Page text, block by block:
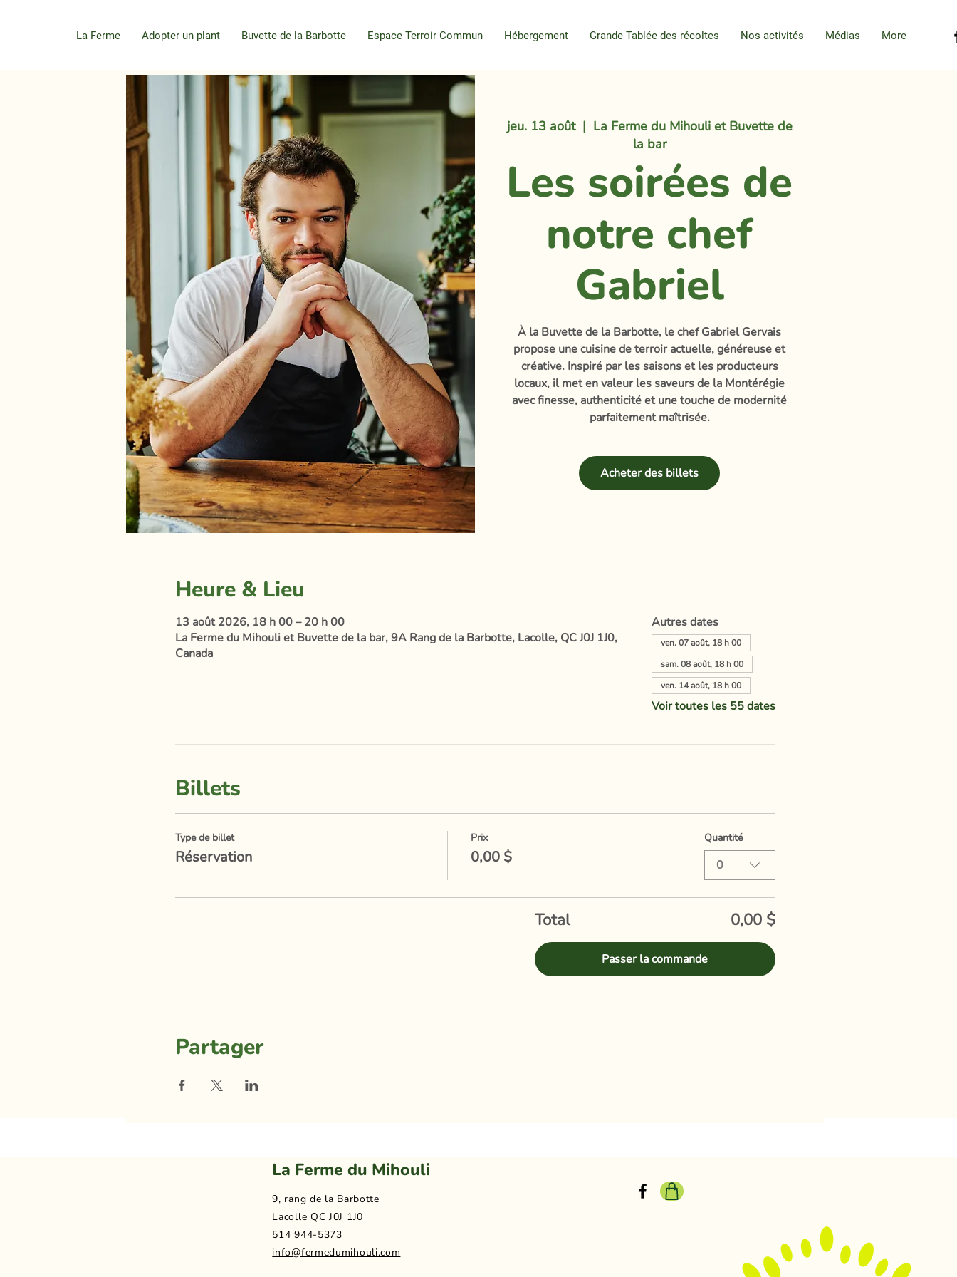
La Ferme Adopter un plant Buvette de la Barbotte Espace Terroir Commun Hébergement Grande Tablée des récoltes Nos activités Médias More
jeu. 13 août
  |
La Ferme du Mihouli et Buvette de
la bar
Les soirées de
notre chef
Gabriel
À la Buvette de la Barbotte, le chef Gabriel Gervais
propose une cuisine de terroir actuelle, généreuse et
créative. Inspiré par les saisons et les producteurs
locaux, il met en valeur les saveurs de la Montérégie
avec finesse, authenticité et une touche de modernité
parfaitement maîtrisée.
Acheter des billets
Heure & Lieu
13 août 2026, 18 h 00 – 20 h 00
La Ferme du Mihouli et Buvette de la bar, 9A Rang de la Barbotte, Lacolle, QC J0J 1J0,
Canada
Autres dates
ven. 07 août, 18 h 00
sam. 08 août, 18 h 00
ven. 14 août, 18 h 00
Voir toutes les 55 dates
Billets
Type de billet
Réservation
Prix
0,00 $
Quantité
0
Total 0,00 $
Passer la commande
Partager
La Ferme du Mihouli
9, rang de la Barbotte
Lacolle QC J0J 1J0
514 944-5373
info@fermedumihouli.com